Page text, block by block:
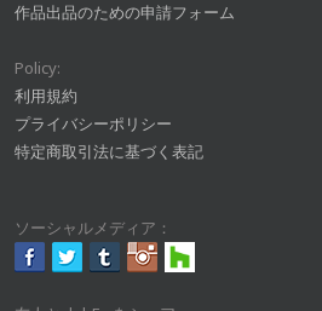
作品出品のための申請フォーム
Policy:
利用規約
プライバシーポリシー
特定商取引法に基づく表記
ソーシャルメディア：